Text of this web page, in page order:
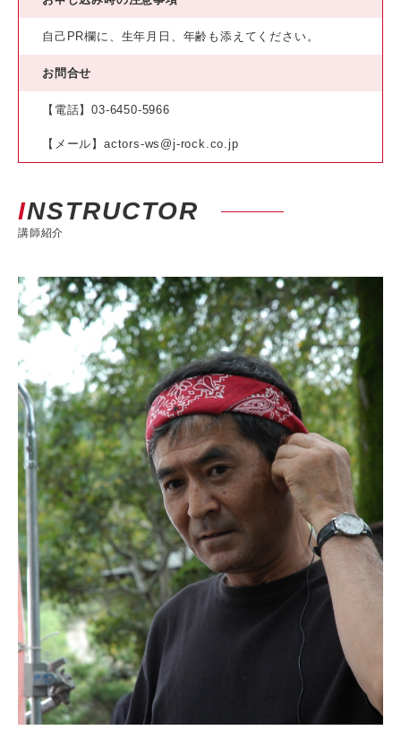
自己PR欄に、生年月日、年齢も添えてください。
お問合せ
【電話】03-6450-5966
【メール】actors-ws@j-rock.co.jp
INSTRUCTOR
講師紹介